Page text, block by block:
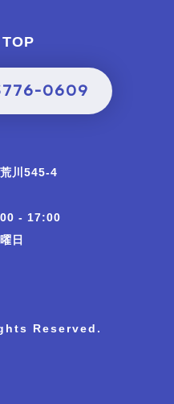
0609
川545-4
- 17:00
日
Reserved.